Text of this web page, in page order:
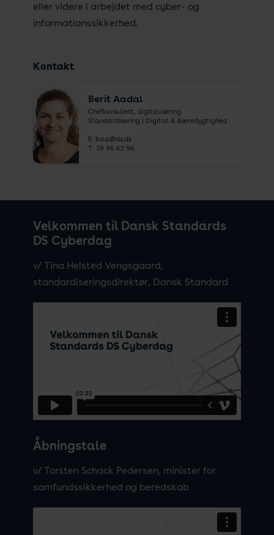
eller videre i arbejdet med cyber- og
informationssikkerhed.
Kontakt
Berit Aadal
Chefkonsulent, digitalisering
Standardisering | Digital & Bæredygtighed
E: baa@ds.dk
T: 39 96 62 96
Velkommen til Dansk Standards
DS Cyberdag
v/ Tina Helsted Vengsgaard,
standardiseringsdirektør, Dansk Standard
Åbningstale
v/ Torsten Schack Pedersen, minister for
samfundssikkerhed og beredskab